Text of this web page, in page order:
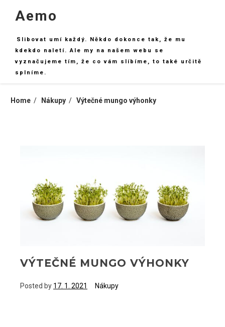
Aemo
Slibovat umí každý. Někdo dokonce tak, že mu
kdekdo naletí. Ale my na našem webu se
vyznačujeme tím, že co vám slíbíme, to také určitě
splníme.
Home Nákupy Výtečné mungo výhonky
VÝTEČNÉ MUNGO VÝHONKY
Posted by 17. 1. 2021 Nákupy